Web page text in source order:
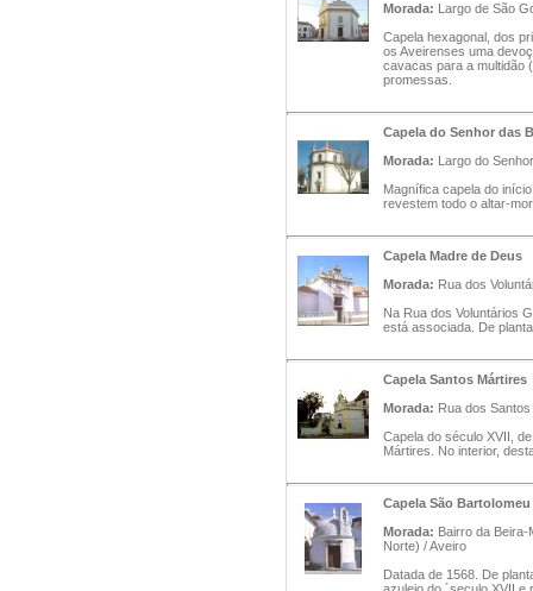
Morada: Largo de São
Capela hexagonal, dos
os Aveirenses uma
cavacas para a multidão
promessas.
Capela do Senhor das
Morada: Largo do
Magnífica capela do
revestem todo o altar-
Capela Madre de Deus
Morada: Rua dos
Na Rua dos Voluntários
está associada. De
Capela Santos Mártires
Morada: Rua dos
Capela do século XVII,
Mártires. No interior,
Capela São Bartolomeu
Morada: Bairro da
Norte) / Aveiro
Datada de 1568. De